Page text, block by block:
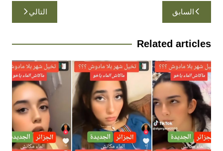
تصفّح
المقالات
السابق التالي
Related articles